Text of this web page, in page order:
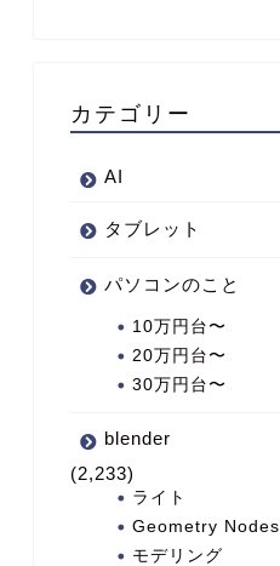
カテゴリー
AI
タブレット
パソコンのこと
10万円台〜
20万円台〜
30万円台〜
blender
(2,233)
ライト
Geometry Nodes
モデリング